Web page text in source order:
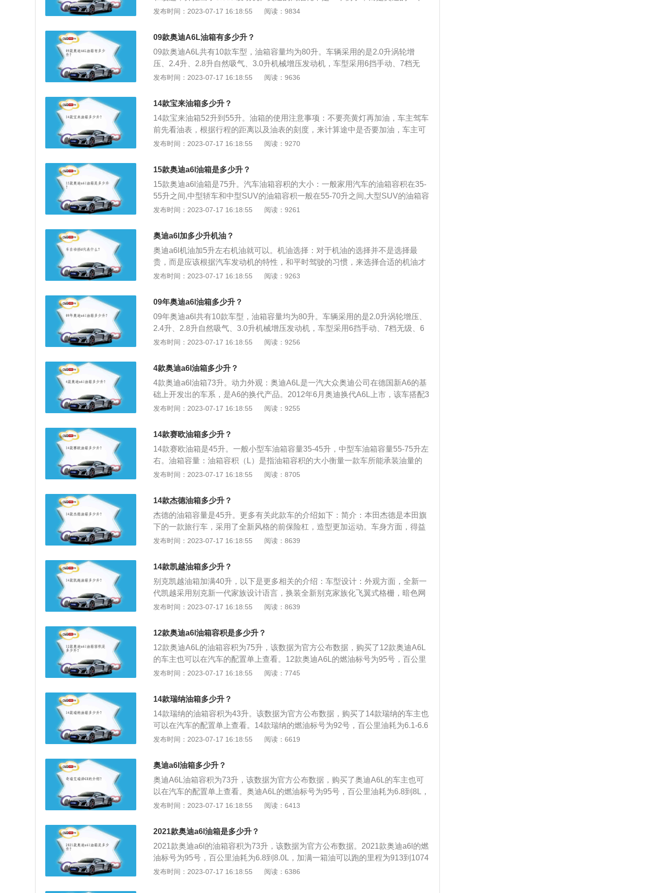
物；4、密封防漏：加入机油以后，可在活塞环与活塞之间形成密封圈，这样可
气、酸性物质以及有害气体，从而达到防锈、防腐的作用；6、减震缓冲：机油
可润滑轴承、减少冲击，起到缓冲的作用。
普遍问题。专家表示，奥迪的高油耗应该是由发动机设计缺陷造成的，根治的可
客户，经销商将对奥迪车型进行机油损耗测试。具体方法如下：给车辆加注“燃油
燃烧”现象，让车主行驶1000公里，然后到维修站称量机油滤清器，然后加注机
油，然后让车主行驶1000公里。重复此操作3次以获得平均值。如果超过标准，
修理发动机。所谓“燃料燃烧”：这意味着机油进入发动机的燃烧室并与混合气一
起参与燃烧。这辆汽车烧油。车辆氧传感器损坏过快，导致燃烧室积碳增加、怠
动机缺乏润滑，导致发动机出现无法修复的损坏，甚至报废。
发布时间：2023-07-17 16:18:55 阅读：9834
09款奥迪A6L油箱有多少升？
09款奥迪A6L共有10款车型，油箱容量均为80升。车辆采用的是2.0升涡轮增
压、2.4升、2.8升自然吸气、3.0升机械增压发动机，车型采用6挡手动、7档无
级、6档手自一体变速箱，车辆为前置前驱和前置四驱的驱动方式。2010款、201
小，2012款、2014款、2015款、2016款、2017款、2018款为75升，2019款、2
020款、2021款、2022款为73升。实际加油过程中，油的量可能会超出标定的容
积，这是由于汽车厂家所标定的油箱容积是从油箱底到安全界度的容积，而从安
全界度到油箱口还有一定的空间，这个空间是为了保证油箱内的油品在温度变高
的情况下膨胀，而不至于溢出油箱的安全空间。如果在加油过程中把油加到油箱
油量，可以观察油表盘右侧的汽油表，上面标注着E、F，指针靠近E的时就表示
快没油了，接近F的时候表示油量充足。
发布时间：2023-07-17 16:18:55 阅读：9636
14款宝来油箱多少升？
14款宝来油箱52升到55升。油箱的使用注意事项：不要亮黄灯再加油，车主驾车
前先看油表，根据行程的距离以及油表的刻度，来计算途中是否要加油，车主可
以提前加油，不要等油灯亮了再加油。油泵位于油箱内，油泵连续工作时温度较
灯亮再去加油会缩短油泵的使用寿命，油箱的存油太少还有可能烧毁油泵。日常
驾驶中掌握省油的技巧：在保证安全的前提下，尽量避免急加速，急减速等剧烈
的驾驶动作都能大大节省燃油的消耗。
发布时间：2023-07-17 16:18:55 阅读：9270
15款奥迪a6l油箱是多少升？
15款奥迪a6l油箱是75升。汽车油箱容积的大小：一般家用汽车的油箱容积在35-
55升之间,中型轿车和中型SUV的油箱容积一般在55-70升之间,大型SUV的油箱容
积能达到100升,其实在车辆配置表中所标明的油箱标准容积其实不是最大的油箱
积。油箱容积是衡量一辆汽车承载汽油的能力，汽车的油箱容积越大，说明这辆
汽车的续航能力越长，汽车的动力也越强；汽车的续航能力时间长有一个好处，
就是不用频繁的加油，可以减少汽车加油的次数。
发布时间：2023-07-17 16:18:55 阅读：9261
奥迪a6l加多少升机油？
奥迪a6l机油加5升左右机油就可以。机油选择：对于机油的选择并不是选择最
贵，而是应该根据汽车发动机的特性，和平时驾驶的习惯，来选择合适的机油才
行才最正确。可以按照冬季的时候使用的机油和夏季的时候使用的机油来分类选
选择低温黏度等级较好的机油。机油级别：机油级别是按照质量等级和粘度等级
划分，汽油发动机的用油通常用字母“S”表示，柴油发动机的用油通常用字
母“C”表示。
发布时间：2023-07-17 16:18:55 阅读：9263
09年奥迪a6l油箱多少升？
09年奥迪a6l共有10款车型，油箱容量均为80升。车辆采用的是2.0升涡轮增压、
2.4升、2.8升自然吸气、3.0升机械增压发动机，车型采用6挡手动、7档无级、6
档手自一体变速箱，车辆为前置前驱和前置四驱的驱动方式。2010款、2011款奥
款、2014款、2015款、2016款、2017款、2018款为75升，2019款、2020款、2
021款、2022款为73升。实际加油过程中，油的量可能会超出标定的容积，这是
由于汽车厂家所标定的油箱容积是从油箱底到安全界度的容积，而从安全界度到
油箱口还有一定的空间，这个空间是为了保证油箱内的油品在温度变高的情况下
膨胀，而不至于溢出油箱的安全空间。如果在加油过程中把油加到油箱口，就会
以观察油表盘右侧的汽油表，上面标注着E、F，指针靠近E的时就表示快没油
了，接近F的时候表示油量充足。
发布时间：2023-07-17 16:18:55 阅读：9256
4款奥迪a6l油箱多少升？
4款奥迪a6l油箱73升。动力外观：奥迪A6L是一汽大众奥迪公司在德国新A6的基
础上开发出的车系，是A6的换代产品。2012年6月奥迪换代A6L上市，该车搭配3
5TFSI动力，外观好像就有那么一点像A4L全新版。简介：奥迪是德国历史最悠
奇迹（DKW)、霍希（Horch)和漫游者（Wanderer)合并成的汽车联盟公司。在20
世纪30年代，汽车联盟公司涵盖了德国汽车工业能够提供的所有乘用车领域，从
摩托车到豪华轿车。
发布时间：2023-07-17 16:18:55 阅读：9255
14款赛欧油箱多少升？
14款赛欧油箱是45升。一般小型车油箱容量35-45升，中型车油箱容量55-75升左
右。油箱容量：油箱容积（L）是指油箱容积的大小衡量一款车所能承装油量的
能力，油箱容积决定了行驶里程，对于两辆发动机完全相同的汽车来说，油箱越
算单位，在不同的国家也对汽车油箱容量有相应的标准。
发布时间：2023-07-17 16:18:55 阅读：8705
14款杰德油箱多少升？
杰德的油箱容量是45升。更多有关此款车的介绍如下：简介：本田杰德是本田旗
下的一款旅行车，采用了全新风格的前保险杠，造型更加运动。车身方面，得益
于双腰线的设计，本田全新旅行车SHUTTLE的侧面线条并不单调，车身的B柱、
线条非常动感，配合车顶扰流板和后保险杠设计，使新车看起来更加运动。新车
尾部造型层次感较强，尾翼的设计大幅提升运动感。
发布时间：2023-07-17 16:18:55 阅读：8639
14款凯越油箱多少升？
别克凯越油箱加满40升，以下是更多相关的介绍：车型设计：外观方面，全新一
代凯越采用别克新一代家族设计语言，换装全新别克家族化飞翼式格栅，暗色网
格纹理搭配高亮电镀盾形外轮廓，尽显年轻活力。展翼式头灯与格栅呈俯冲夹
身姿态，展翼式光型尾灯与头灯相呼应，尾部扰流板在降低风阻的同时提升操控
性，带来更好的燃油经济性。内饰方面：新车延续别克家族360度环抱一体式设
计，整体采用轻薄化设计元素，中控面板以一体化高亮黑与镀铬条形成高对比度
的视觉效果，凸显科技感。座椅则采用同级少见的麂皮绒材质，带来舒适的乘坐
体验。
发布时间：2023-07-17 16:18:55 阅读：8639
12款奥迪a6l油箱容积是多少升？
12款奥迪A6L的油箱容积为75升，该数据为官方公布数据，购买了12款奥迪A6L
的车主也可以在汽车的配置单上查看。12款奥迪A6L的燃油标号为95号，百公里
油耗为6.9L，加满一箱油可以跑的里程为1086km。日常行驶过程中，需要随时注
问题，油量的数值会真实的反应到油表上。仪表的燃油表一般有5到6格，一般燃
油表还剩2格的时候就要加油，以免开到半路没油的情况发生。实际加油过程
中，油的量可能会超出标定的容积，这是由于汽车厂家所标定的油箱容积是从油
箱底到安全界度的容积，而从安全界度到油箱口还有一定的空间，这个空间是为
了保证油箱内的油品在温度变高的情况下膨胀，而不至于溢出油箱的安全空间。
况。
发布时间：2023-07-17 16:18:55 阅读：7745
14款瑞纳油箱多少升？
14款瑞纳的油箱容积为43升。该数据为官方公布数据，购买了14款瑞纳的车主也
可以在汽车的配置单上查看。14款瑞纳的燃油标号为92号，百公里油耗为6.1-6.6
L，加满一箱油可以跑的里程为651-704km。日常行驶过程中，需要随时注意油
题，油量的数值会真实的反应到油表上。仪表的燃油表一般有5到6格，一般燃油
表还剩2格的时候就要加油，以免开到半路没油的情况发生。实际加油过程中，
油的量可能会超出标定的容积，这是由于汽车厂家所标定的油箱容积是从油箱底
到安全界度的容积，而从安全界度到油箱口还有一定的空间，这个空间是为了保
证油箱内的油品在温度变高的情况下膨胀，而不至于溢出油箱的安全空间。如果
发布时间：2023-07-17 16:18:55 阅读：6619
奥迪a6l油箱多少升？
奥迪A6L油箱容积为73升，该数据为官方公布数据，购买了奥迪A6L的车主也可
以在汽车的配置单上查看。奥迪A6L的燃油标号为95号，百公里油耗为6.8到8L，
加满一箱油可以跑的里程为913到1073km。日常行驶过程中，需要随时注意油箱
油量的数值会真实的反应到油表上。仪表的燃油表一般有5到6格，一般燃油表还
剩2格的时候就要加油，以免开到半路没油的情况发生。实际加油过程中，油的
量可能会超出标定的容积，这是由于汽车厂家所标定的油箱容积是从油箱底到安
全界度的容积，而从安全界度到油箱口还有一定的空间，这个空间是为了保证油
箱内的油品在温度变高的情况下膨胀，而不至于溢出油箱的安全空间。如果在加
发布时间：2023-07-17 16:18:55 阅读：6413
2021款奥迪a6l油箱是多少升？
2021款奥迪a6l的油箱容积为73升，该数据为官方公布数据。2021款奥迪a6l的燃
油标号为95号，百公里油耗为6.8到8.0L，加满一箱油可以跑的里程为913到1074
km。日常行驶过程中，需要随时注意油箱的剩余油量。一般都是通过车内的燃油
发布时间：2023-07-17 16:18:55 阅读：6386